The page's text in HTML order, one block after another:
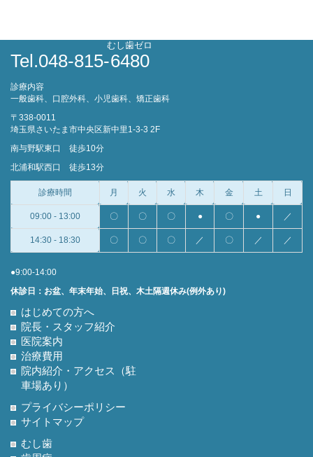
Tel.048-815-6480
むし歯ゼロ
診療内容
一般歯科、口腔外科、小児歯科、矯正歯科
〒338-0011
埼玉県さいたま市中央区新中里1-3-3 2F
南与野駅東口 徒歩10分
北浦和駅西口 徒歩13分
診療時間 月 火 水 木 金 土 日
09:00 - 13:00 〇 〇 〇 ● 〇 ● ／
14:30 - 18:30 〇 〇 〇 ／ 〇 ／ ／
●9:00-14:00
休診日：お盆、年末年始、日祝、木土隔週休み(例外あり)
はじめての方へ
院長・スタッフ紹介
医院案内
治療費用
院内紹介・アクセス（駐
車場あり）
プライバシーポリシー
サイトマップ
むし歯